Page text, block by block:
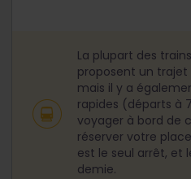
La plupart des
proposent un trajet
mais il y a
rapides (départs à
voyager à bord de
réserver votre
est le seul arrêt, et
demie.